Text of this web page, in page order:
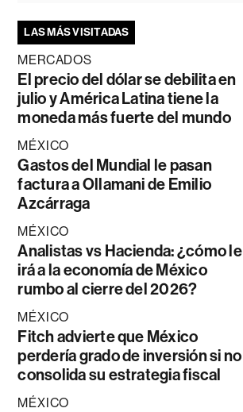
LAS MÁS VISITADAS
MERCADOS
El precio del dólar se debilita en
julio y América Latina tiene la
moneda más fuerte del mundo
MÉXICO
Gastos del Mundial le pasan
factura a Ollamani de Emilio
Azcárraga
MÉXICO
Analistas vs Hacienda: ¿cómo le
irá a la economía de México
rumbo al cierre del 2026?
MÉXICO
Fitch advierte que México
perdería grado de inversión si no
consolida su estrategia fiscal
MÉXICO